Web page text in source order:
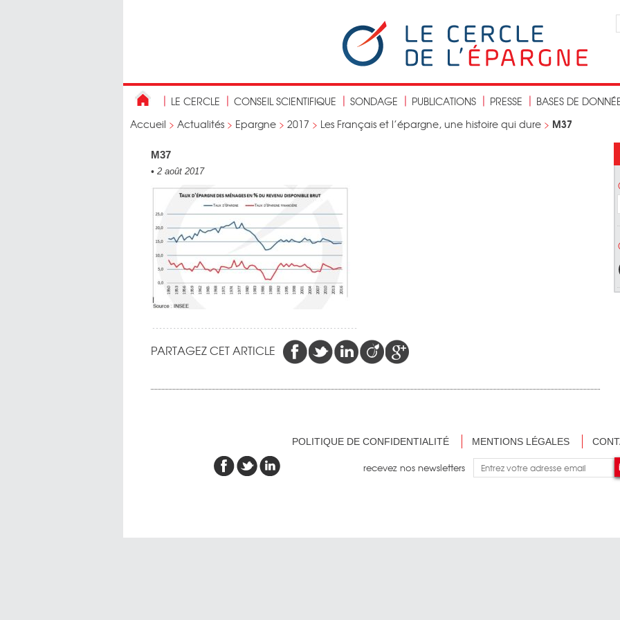
LE CERCLE CONSEIL SCIENTIFIQUE SONDAGE PUBLICATIONS PRESSE
BASES DE
Accueil > Actualités > Epargne > 2017 > Les Français et l’épargne, une histoire qui dure > M37
M37
• 2 août 2017
PARTAGEZ CET ARTICLE
POLITIQUE DE CONFIDENTIALITÉ MENTIONS LÉGALES
recevez nos newsletters